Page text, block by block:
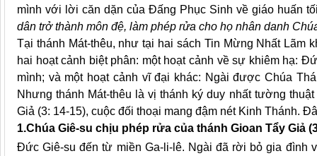
mình với lời căn dặn của Đấng Phục Sinh về giáo huấn
dân trở thành môn đệ, làm phép rửa cho họ nhân danh
Tại thánh Mát-thêu, như tại hai sách Tin Mừng Nhất Lãm
hai hoạt cảnh biệt phân: một hoạt cảnh về sự khiêm hạ:
mình; và một hoạt cảnh vĩ đại khác: Ngài được Chúa
Nhưng thánh Mát-thêu là vị thánh ký duy nhất tường
Giả (3: 14-15), cuộc đối thoại mang đậm nét Kinh Thánh.
1.Chúa Giê-su chịu phép rửa của thánh Gioan Tẩy Giả
Đức Giê-su đến từ miền Ga-li-lê. Ngài đã rời bỏ gia đình